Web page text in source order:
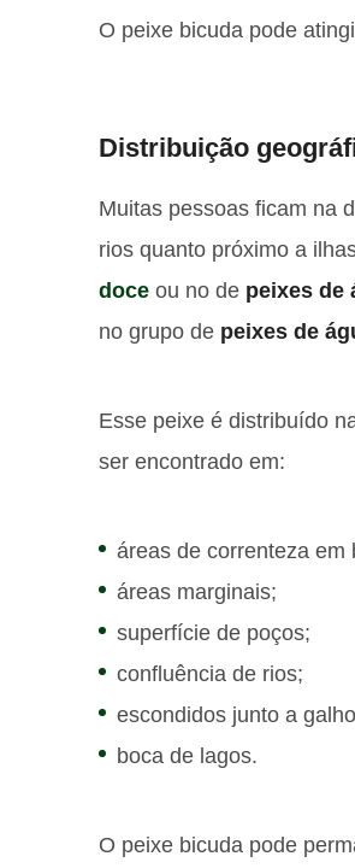
O peixe bicuda pode
Distribuição
Muitas pessoas ficam na
rios quanto próximo a
doce ou no de peixes de
no grupo de peixes de
Esse peixe é distribuído
ser encontrado em:
áreas de correnteza em
áreas marginais;
superfície de poços;
confluência de rios;
escondidos junto a
boca de lagos.
O peixe bicuda pode